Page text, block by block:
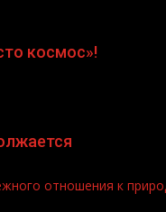
космос»!
отношения к